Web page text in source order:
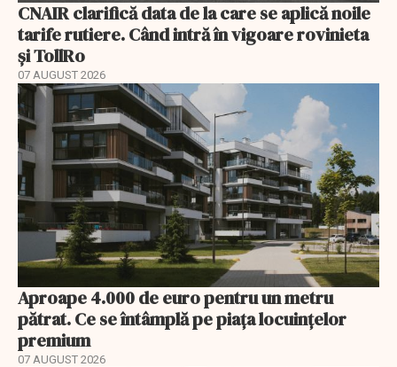
CNAIR clarifică data de la care se aplică noile
tarife rutiere. Când intră în vigoare rovinieta
și TollRo
07 AUGUST 2026
Aproape 4.000 de euro pentru un metru
pătrat. Ce se întâmplă pe piața locuințelor
premium
07 AUGUST 2026